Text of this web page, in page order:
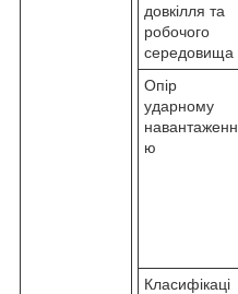
довкілля та
робочого
середовища
Опір
ударному
навантаженн
ю
Класифікаці